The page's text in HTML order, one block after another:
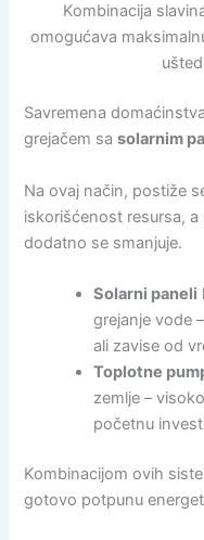
Kombinacija
omogućava
Savremena
grejačem sasolarnim
Na ovaj način, postiže
iskorišćenost resursa,
dodatno se smanjuje.
Solarni paneli
grejanje vode
ali zavise od
Toplotne
zemlje –
početnu
Kombinacijom ovih
gotovo potpunu